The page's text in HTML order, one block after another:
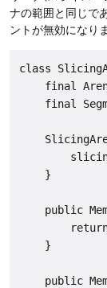
ナの範囲と同じで
ントが無効になり
class
final
final
    }
public
    }
public